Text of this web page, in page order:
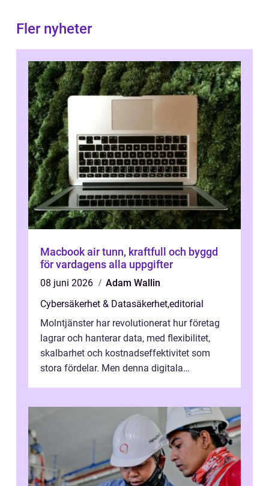
Fler nyheter
Macbook air tunn, kraftfull och byggd
för vardagens alla uppgifter
08 juni 2026
Adam Wallin
Cybersäkerhet & Datasäkerhet,editorial
Molntjänster har revolutionerat hur företag
lagrar och hanterar data, med flexibilitet,
skalbarhet och kostnadseffektivitet som
stora fördelar. Men denna digitala